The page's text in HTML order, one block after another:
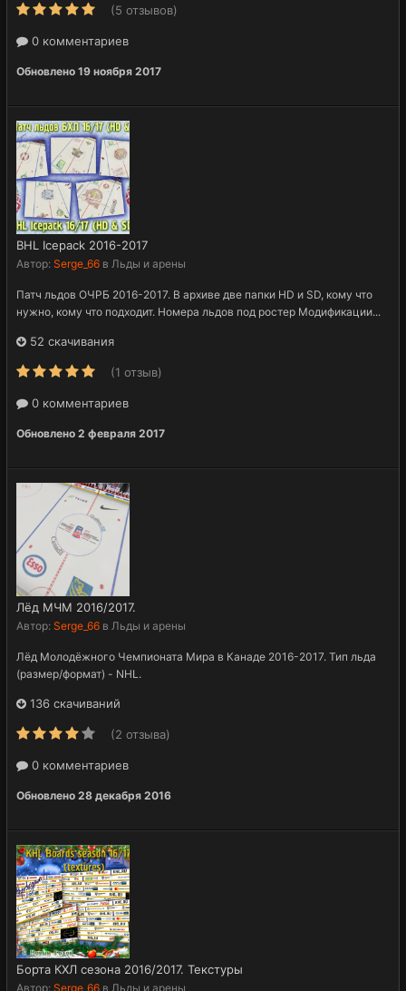
(5 отзывов)
0 комментариев
Обновлено 19 ноября 2017
BHL Icepack 2016-2017
Автор: Serge_66 в Льды и арены
Патч льдов ОЧРБ 2016-2017. В архиве две папки HD и SD, кому что
нужно, кому что подходит. Номера льдов под ростер Модификации...
52 скачивания
(1 отзыв)
0 комментариев
Обновлено 2 февраля 2017
Лёд МЧМ 2016/2017.
Автор: Serge_66 в Льды и арены
Лёд Молодёжного Чемпионата Мира в Канаде 2016-2017. Тип льда
(размер/формат) - NHL.
136 скачиваний
(2 отзыва)
0 комментариев
Обновлено 28 декабря 2016
Борта КХЛ сезона 2016/2017. Текстуры
Автор: Serge_66 в Льды и арены